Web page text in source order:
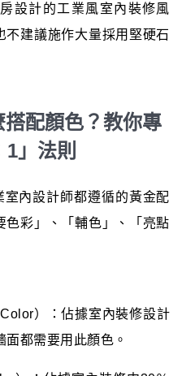
設計的工業風室內裝修風
建議施作大量採用堅硬石
配顏色？教你專
」法則
室內設計師都遵循的黃金配
色彩」、「輔色」、「亮點
）：佔據室內裝修設計
都需要用此顏色。